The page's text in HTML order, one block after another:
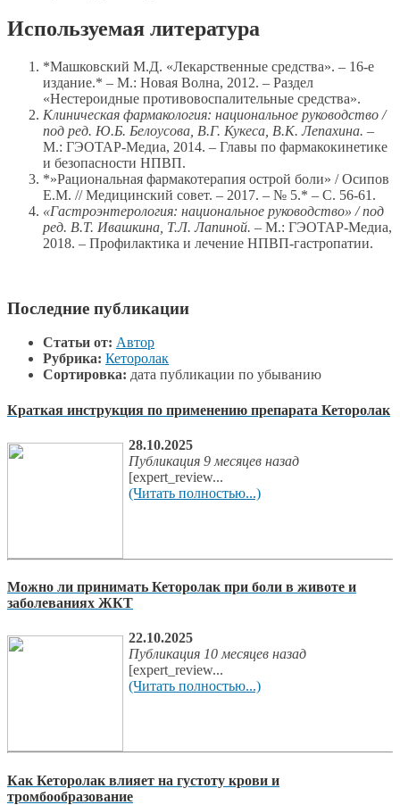
Используемая литература
*Машковский М.Д. «Лекарственные средства». – 16-е
издание.* – М.: Новая Волна, 2012. – Раздел
«Нестероидные противовоспалительные средства».
Клиническая фармакология: национальное руководство /
под ред. Ю.Б. Белоусова, В.Г. Кукеса, В.К. Лепахина. –
М.: ГЭОТАР-Медиа, 2014. – Главы по фармакокинетике
и безопасности НПВП.
*»Рациональная фармакотерапия острой боли» / Осипов
Е.М. // Медицинский совет. – 2017. – № 5.* – С. 56-61.
«Гастроэнтерология: национальное руководство» / под
ред. В.Т. Ивашкина, Т.Л. Лапиной. – М.: ГЭОТАР-Медиа,
2018. – Профилактика и лечение НПВП-гастропатии.
Последние публикации
Статьи от: Автор
Рубрика: Кеторолак
Сортировка: дата публикации по убыванию
Краткая инструкция по применению препарата Кеторолак
28.10.2025
Публикация 9 месяцев назад
[expert_review...
(Читать полностью...)
Можно ли принимать Кеторолак при боли в животе и
заболеваниях ЖКТ
22.10.2025
Публикация 10 месяцев назад
[expert_review...
(Читать полностью...)
Как Кеторолак влияет на густоту крови и
тромбообразование